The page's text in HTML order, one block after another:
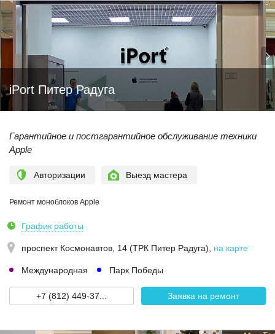
iPort Питер Радуга
Гарантийное и постгарантийное обслуживание техники
Apple
Авторизации Выезд мастера
Ремонт моноблоков Apple
График работы
проспект Космонавтов, 14 (ТРК Питер Радуга) на карте
Международная Парк Победы
+7 (812) 449-37... Заявка на ремонт